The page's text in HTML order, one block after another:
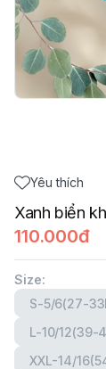
Yêu thích
Xanh biển
110.000đ
Size:
S-5/6(27-
L-10/12(39-
XXL-14/